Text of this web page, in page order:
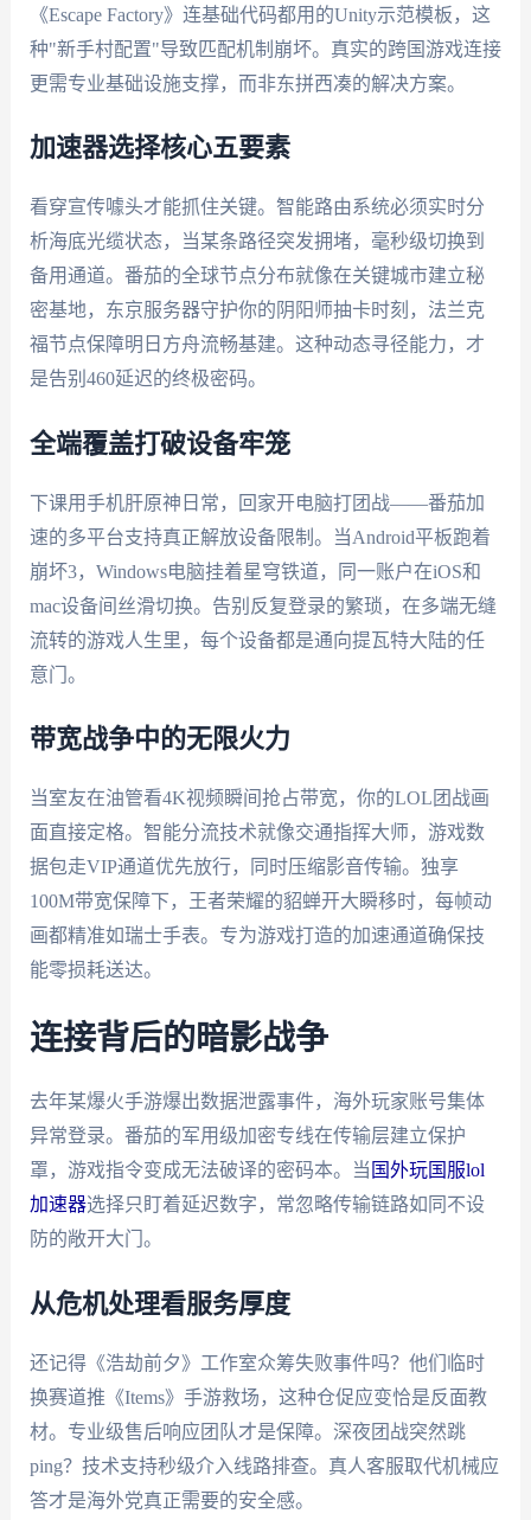
《Escape Factory》连基础代码都用的Unity示范模板，这
种"新手村配置"导致匹配机制崩坏。真实的跨国游戏连接
更需专业基础设施支撑，而非东拼西凑的解决方案。
加速器选择核心五要素
看穿宣传噱头才能抓住关键。智能路由系统必须实时分
析海底光缆状态，当某条路径突发拥堵，毫秒级切换到
备用通道。番茄的全球节点分布就像在关键城市建立秘
密基地，东京服务器守护你的阴阳师抽卡时刻，法兰克
福节点保障明日方舟流畅基建。这种动态寻径能力，才
是告别460延迟的终极密码。
全端覆盖打破设备牢笼
下课用手机肝原神日常，回家开电脑打团战——番茄加
速的多平台支持真正解放设备限制。当Android平板跑着
崩坏3，Windows电脑挂着星穹铁道，同一账户在iOS和
mac设备间丝滑切换。告别反复登录的繁琐，在多端无缝
流转的游戏人生里，每个设备都是通向提瓦特大陆的任
意门。
带宽战争中的无限火力
当室友在油管看4K视频瞬间抢占带宽，你的LOL团战画
面直接定格。智能分流技术就像交通指挥大师，游戏数
据包走VIP通道优先放行，同时压缩影音传输。独享
100M带宽保障下，王者荣耀的貂蝉开大瞬移时，每帧动
画都精准如瑞士手表。专为游戏打造的加速通道确保技
能零损耗送达。
连接背后的暗影战争
去年某爆火手游爆出数据泄露事件，海外玩家账号集体
异常登录。番茄的军用级加密专线在传输层建立保护
罩，游戏指令变成无法破译的密码本。当 国外玩国服lol
加速器选择只盯着延迟数字，常忽略传输链路如同不设
防的敞开大门。
从危机处理看服务厚度
还记得《浩劫前夕》工作室众筹失败事件吗？他们临时
换赛道推《Items》手游救场，这种仓促应变恰是反面教
材。专业级售后响应团队才是保障。深夜团战突然跳
ping？技术支持秒级介入线路排查。真人客服取代机械应
答才是海外党真正需要的安全感。